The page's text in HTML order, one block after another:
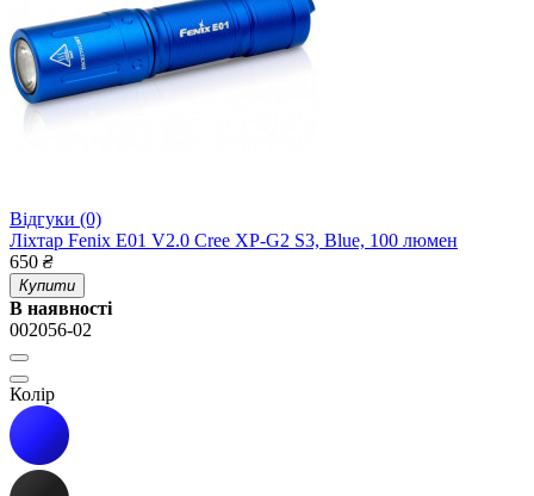
Відгуки (0)
Ліхтар Fenix E01 V2.0 Cree XP-G2 S3, Blue, 100 люмен
650 ₴
Купити
В наявності
002056-02
Колір